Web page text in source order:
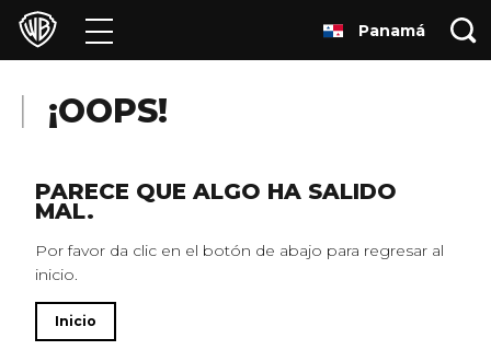
Películas
Franquicias
Colecciones
Noticias
Panamá
¡OOPS!
PARECE QUE ALGO HA SALIDO
MAL.
Por favor da clic en el botón de abajo para regresar al
inicio.
Inicio